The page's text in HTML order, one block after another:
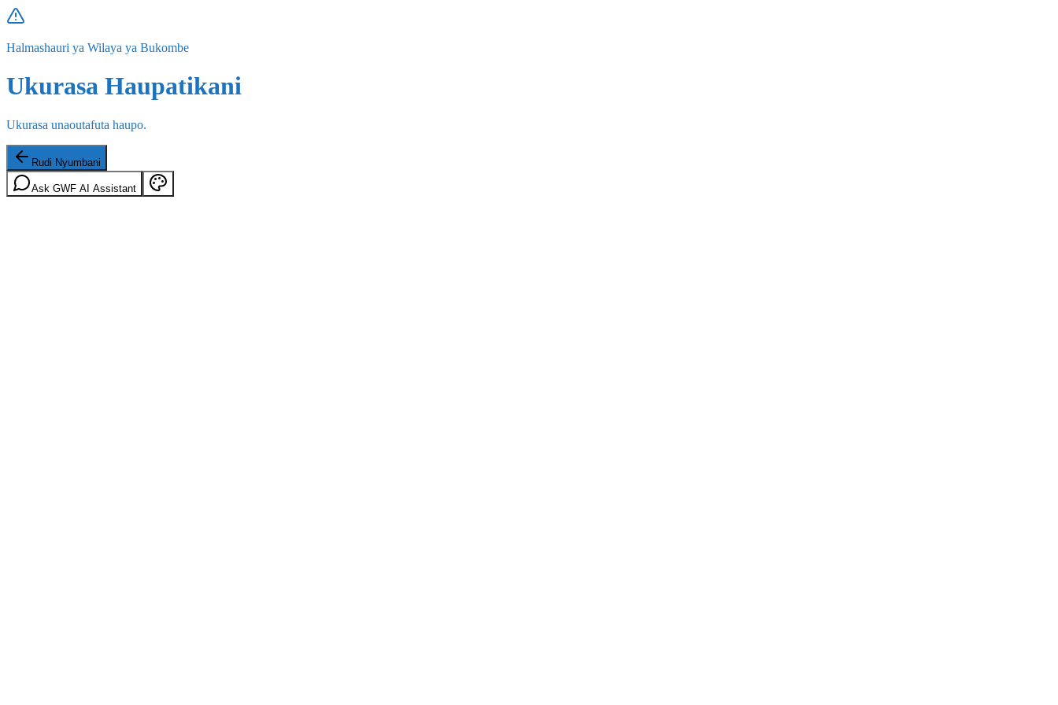
Halmashauri ya Wilaya ya Bukombe
Ukurasa Haupatikani
Ukurasa unaoutafuta haupo.
Rudi Nyumbani
Ask GWF AI Assistant